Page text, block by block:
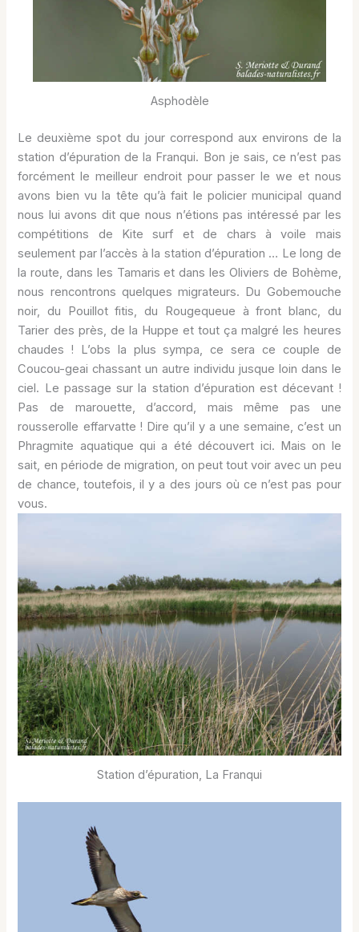
Asphodèle
Le deuxième spot du jour correspond aux environs de la
station d’épuration de la Franqui. Bon je sais, ce n’est pas
forcément le meilleur endroit pour passer le we et nous
avons bien vu la tête qu’à fait le policier municipal quand
nous lui avons dit que nous n’étions pas intéressé par les
compétitions de Kite surf et de chars à voile mais
seulement par l’accès à la station d’épuration … Le long de
la route, dans les Tamaris et dans les Oliviers de Bohème,
nous rencontrons quelques migrateurs. Du Gobemouche
noir, du Pouillot fitis, du Rougequeue à front blanc, du
Tarier des près, de la Huppe et tout ça malgré les heures
chaudes ! L’obs la plus sympa, ce sera ce couple de
Coucou-geai chassant un autre individu jusque loin dans le
ciel. Le passage sur la station d’épuration est décevant !
Pas de marouette, d’accord, mais même pas une
rousserolle effarvatte ! Dire qu’il y a une semaine, c’est un
Phragmite aquatique qui a été découvert ici. Mais on le
sait, en période de migration, on peut tout voir avec un peu
de chance, toutefois, il y a des jours où ce n’est pas pour
vous.
Station d’épuration, La Franqui